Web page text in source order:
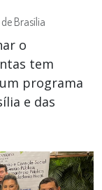
Brasília
o
tem
programa
e das